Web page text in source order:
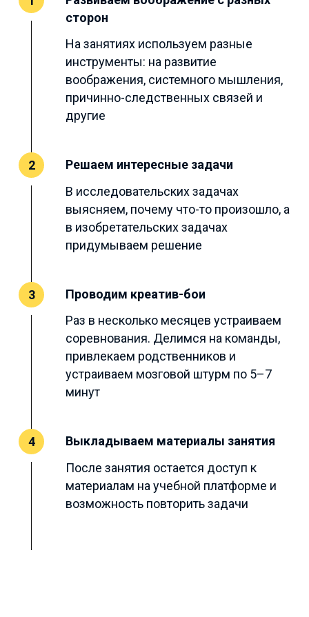
сторон
На занятиях используем разные
инструменты: на развитие
воображения, системного мышления,
причинно-следственных связей и
другие
2
Решаем интересные задачи
В исследовательских задачах
выясняем, почему что-то произошло, а
в изобретательских задачах
придумываем решение
3
Проводим креатив-бои
Раз в несколько месяцев устраиваем
соревнования. Делимся на команды,
привлекаем родственников и
устраиваем мозговой штурм по 5–7
минут
4
Выкладываем материалы занятия
После занятия остается доступ к
материалам на учебной платформе и
возможность повторить задачи